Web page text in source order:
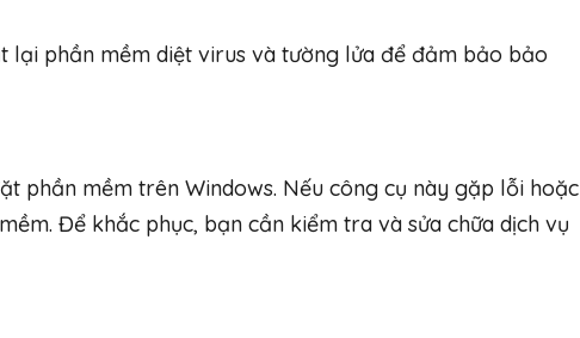
lại phần mềm diệt virus và tường lửa để đảm bảo bảo
phần mềm trên Windows. Nếu công cụ này gặp lỗi hoặc
Để khắc phục, bạn cần kiểm tra và sửa chữa dịch vụ